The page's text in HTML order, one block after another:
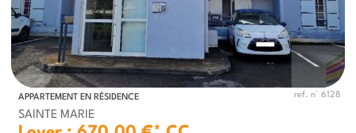
APPARTEMENT EN RÉSIDENCE ref. n° 6128
SAINTE MARIE